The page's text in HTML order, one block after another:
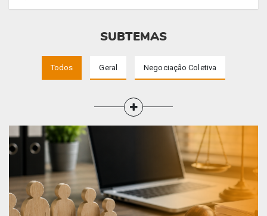
SUBTEMAS
Todos Geral Negociação Coletiva